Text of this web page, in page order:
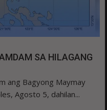
SA HILAGANG
ang Bagyong Maymay
Agosto 5, dahilan...